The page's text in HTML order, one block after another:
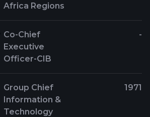
Africa Regions
Co-Chief
Executive
Officer-CIB
-
Group Chief
Information &
Technology
1971